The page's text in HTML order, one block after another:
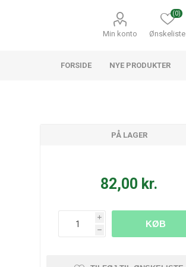
Min konto Ønskeliste
(0)
FORSIDE NYE PRODUKTER
PÅ LAGER
82,00 kr.
i
h
KØB